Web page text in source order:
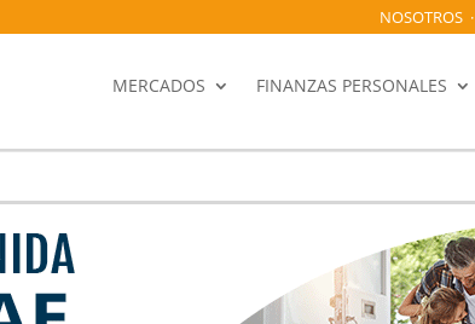
NOSOTROS·
MERCADOS FINANZAS PERSONALES